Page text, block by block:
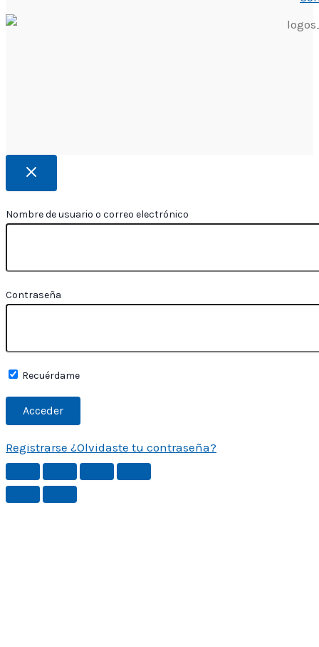
Nombre de usuario o correo electrónico
Contraseña
Recuérdame
Registrarse ¿Olvidaste tu contraseña?